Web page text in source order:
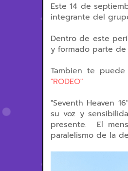
Este 14 de
integrante del
Dentro de este
y formado parte de
Tambien te puede
"RODEO"
"Seventh Heaven
su voz y
presente. El
paralelismo de la